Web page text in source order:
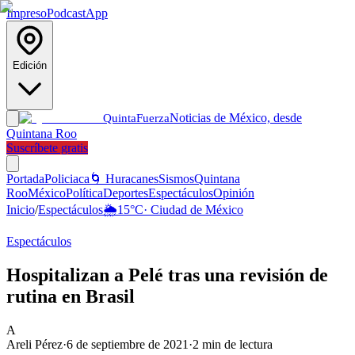
ImpresoPodcastApp
Edición
QuintaFuerzaNoticias de México, desde
Quintana Roo
Suscríbete gratis
PortadaPoliciaca 🌀 HuracanesSismosQuintana
RooMéxicoPolíticaDeportesEspectáculosOpinión
Inicio/Espectáculos🌦️15°C· Ciudad de México
Espectáculos
Hospitalizan a Pelé tras una revisión de
rutina en Brasil
A
Areli Pérez·6 de septiembre de 2021 ·2 min de lectura